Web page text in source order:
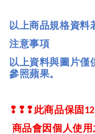
以上商品規格資料
注意事項
以上資料與圖片僅
參照蘋果。
❢❢❢ 此商品保固 12
商品會因個人使